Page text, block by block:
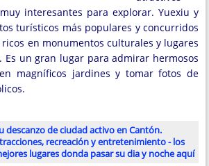
interesantes para explorar. Yuexiu y
turísticos más populares y concurridos
ricos en monumentos culturales y lugares
Es un gran lugar para admirar hermosos
magníficos jardines y tomar fotos de
descanzo de ciudad activo en Cantón.
recreación y entretenimiento - los
lugares donda pasar su dia y noche aquí